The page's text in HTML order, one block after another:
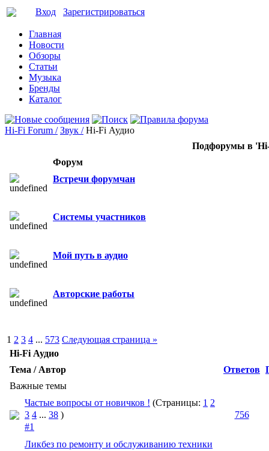
Вход Зарегистрироваться
Главная
Новости
Обзоры
Статьи
Музыка
Бренды
Каталог
Hi-Fi Forum / Звук / Hi-Fi Аудио
Подфорумы в
Форум
Встречи форумчан
Системы участников
Мой путь в аудио
Авторские работы
1 2 3 4 ... 573 Следующая страница »
Hi-Fi Аудио
Тема / Автор
Ответов
Важные темы
Частые вопросы от новичков ! (Страницы: 1 2
3 4 ... 38 )
#1
756
Ликбез по ремонту и обслуживанию техники